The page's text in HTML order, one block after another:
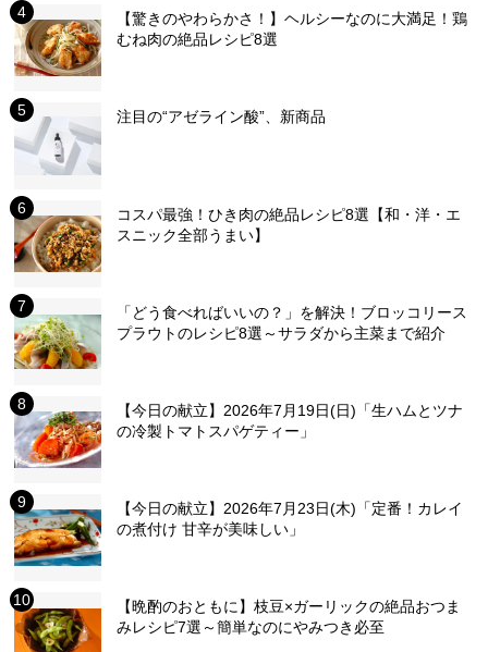
【驚きのやわらかさ！】ヘルシーなのに大満足！鶏
むね肉の絶品レシピ8選
注目の“アゼライン酸”、新商品
コスパ最強！ひき肉の絶品レシピ8選【和・洋・エ
スニック全部うまい】
「どう食べればいいの？」を解決！ブロッコリース
プラウトのレシピ8選～サラダから主菜まで紹介
【今日の献立】2026年7月19日(日)「生ハムとツナ
の冷製トマトスパゲティー」
【今日の献立】2026年7月23日(木)「定番！カレイ
の煮付け 甘辛が美味しい」
【晩酌のおともに】枝豆×ガーリックの絶品おつま
みレシピ7選～簡単なのにやみつき必至